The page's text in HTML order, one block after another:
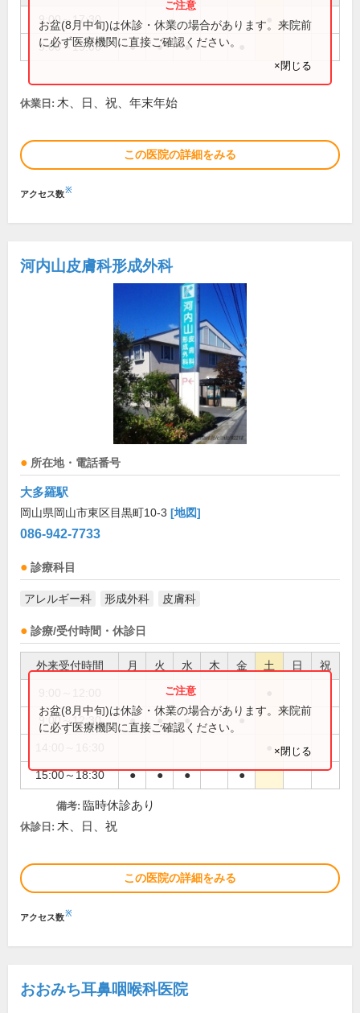
9:00～17:30
9:00～19:00 ● ● ●
お盆(8月中旬)は休診・休業の場合があります。来院前
に必ず医療機関に直接ご確認ください。
×閉じる
休業日: 木、日、祝、年末年始
この医院の詳細をみる
アクセス数※
河内山皮膚科形成外科
所在地・電話番号
大多羅駅
岡山県岡山市東区目黒町10-3 [地図]
086-942-7733
診療科目
アレルギー科 形成外科 皮膚科
診療/受付時間・休診日
外来受付時間 月 火 水 木 金 土 日 祝
9:00～12:30 ● ● ● ●
15:00～18:30 ● ● ● ●
お盆(8月中旬)は休診・休業の場合があります。来院前
に必ず医療機関に直接ご確認ください。
×閉じる
備考: 臨時休診あり
休診日: 木、日、祝
この医院の詳細をみる
アクセス数※
おおみち耳鼻咽喉科医院